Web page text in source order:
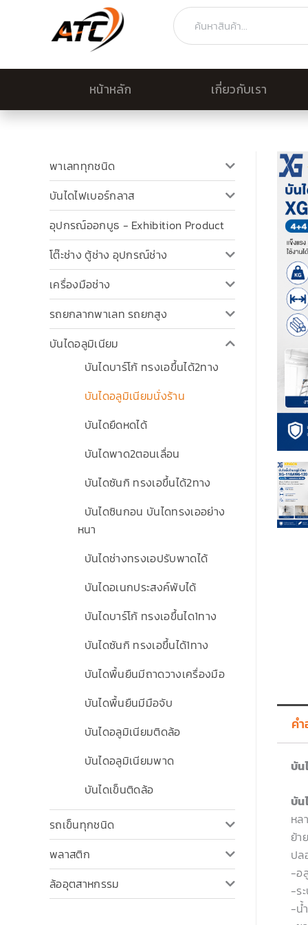
Search
หน้าหลัก เกี่ยวกับเรา
พาเลททุกชนิด
บันไดไฟเบอร์กลาส
อุปกรณ์ออกบูธ - Exhibition Product
โต๊ะช่าง ตู้ช่าง อุปกรณ์ช่าง
เครื่องมือช่าง
รถยกลากพาเลท รถยกสูง
บันไดอลูมิเนียม
บันไดบาร์โก้ ทรงเอขึ้นได้2ทาง
บันไดอลูมิเนียมนั่งร้าน
บันไดยืดหดได้
บันไดพาด2ตอนเลื่อน
บันไดซันกิ ทรงเอขึ้นได้2ทาง
บันไดซินกอน บันไดทรงเออย่าง
หนา
บันไดช่างทรงเอปรับพาดได้
บันไดอเนกประสงค์พับได้
บันไดบาร์โก้ ทรงเอขึ้นได1ทาง
บันไดซันกิ ทรงเอขึ้นได้1ทาง
บันไดพื้นยืนมีถาดวางเครื่องมือ
บันไดพื้นยืนมีมือจับ
บันไดอลูมิเนียมติดล้อ
บันไดอลูมิเนียมพาด
บันไดเข็นติดล้อ
รถเข็นทุกชนิด
พลาสติก
ล้ออุตสาหกรรม
ค
บัน
บัน
หล
ย้า
ปล
-อ
-ร
-น้